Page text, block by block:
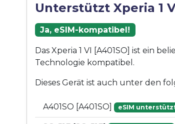
Unterstützt Xperia 1
Ja, eSIM-kompatibel!
Das Xperia 1 VI [A401SO] ist ein
Technologie kompatibel.
Dieses Gerät ist auch unter den
A401SO [A401SO] eSIM